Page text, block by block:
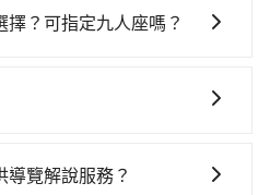
費約1,840元，費時4小時30
還是比較划算的。如果你是
過還會額外加收100~2,000
為$4,400或九人座$7,400。
親友的遊玩興緻。再者，租
如果要考慮到回程，嘉義縣
質上，tripool都是你從台北
的業者，有以短程與城市為
等。tripool旅步專注在長程
7~8折提供專車到府服務，是
？可指定九人座嗎？
Toyota、福特Ford、福斯
有最高500萬乘客險。如果有
來完成，除了可以快速依據
覽解說服務？